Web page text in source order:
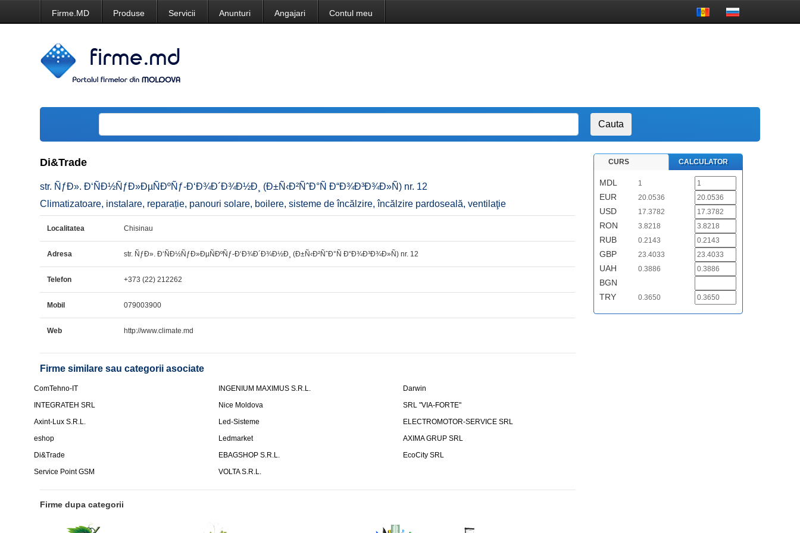
Firme.MD Produse Servicii Anunturi Angajari Contul meu
Di&Trade
str. ÑƒÐ». Ð‘ÑÐ½ÑƒÐ»ÐµÑÐºÑƒ-Ð‘Ð¾Ð´Ð¾Ð½Ð¸ (Ð±Ñ‹Ð²ÑˆÐ°Ñ Ð“Ð¾Ð³Ð¾Ð»Ñ) nr. 12
Climatizatoare, instalare, reparație, panouri solare, boilere, sisteme de încălzire, încălzire pardoseală, ventilaţie
Localitatea Chisinau
Adresa str. ÑƒÐ». Ð‘ÑÐ½ÑƒÐ»ÐµÑÐºÑƒ-Ð‘Ð¾Ð´Ð¾Ð½Ð¸ (Ð±Ñ‹Ð²ÑˆÐ°Ñ Ð“Ð¾Ð³Ð¾Ð»Ñ) nr. 12
Telefon +373 (22) 212262
Mobil 079003900
Web http://www.climate.md
Firme similare sau categorii asociate
ComTehno-IT INGENIUM MAXIMUS S.R.L.
Darwin
INTEGRATEH SRL
Nice Moldova
SRL "VIA-FORTE"
Axint-Lux S.R.L.
Led-Sisteme
ELECTROMOTOR-SERVICE SRL
eshop
Ledmarket
AXIMA GRUP SRL
Di&Trade
EBAGSHOP S.R.L.
EcoCity SRL
Service Point GSM
VOLTA S.R.L.
Firme dupa categorii
CURS CALCULATOR
MDL 1
EUR 20.0536
USD 17.3782
RON 3.8218
RUB 0.2143
GBP 23.4033
UAH 0.3886
BGN
TRY
0.3650